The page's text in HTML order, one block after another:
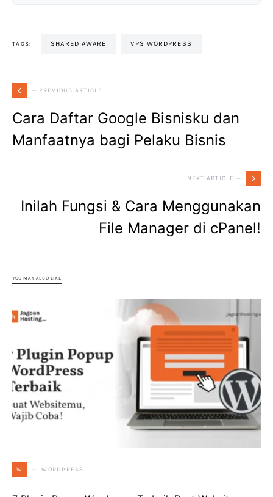
TAGS: SHARED AWARE VPS WORDPRESS
— PREVIOUS ARTICLE
Cara Daftar Google Bisnisku dan
Manfaatnya bagi Pelaku Bisnis
NEXT ARTICLE —
Inilah Fungsi & Cara Menggunakan
File Manager di cPanel!
YOU MAY ALSO LIKE
W WORDPRESS